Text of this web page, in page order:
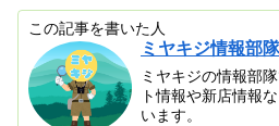
この記事を書いた人
ミヤキジ情報部
ミヤキジの情報部
ト情報や新店情報
います。